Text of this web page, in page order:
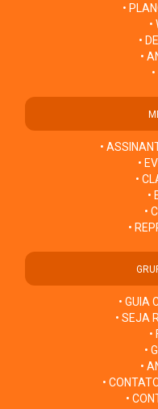
•
•
•
•
•
•
•
•
•
•
• GUIA
• SEJA
•
•
•
•
•